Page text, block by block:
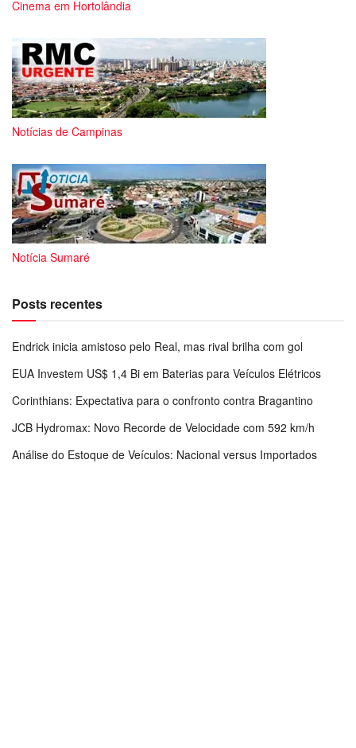
Cinema em Hortolândia
Notícias de Campinas
Notícia Sumaré
Posts recentes
Endrick inicia amistoso pelo Real, mas rival brilha com gol
EUA Investem US$ 1,4 Bi em Baterias para Veículos Elétricos
Corinthians: Expectativa para o confronto contra Bragantino
JCB Hydromax: Novo Recorde de Velocidade com 592 km/h
Análise do Estoque de Veículos: Nacional versus Importados